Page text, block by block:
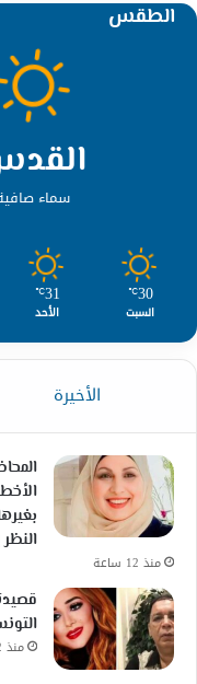
الطقس
سماء
30
℃
السبت
31
℃
الأحد
الأخيرة
منذ 12 ساعة
منذ 12 ساعة